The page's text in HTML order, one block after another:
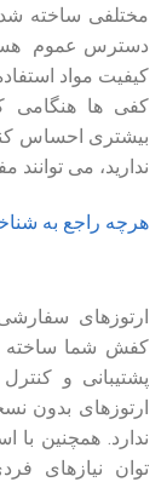
مختلفی ساخته
دسترس عموم
کفی ها هنگامی
بیشتری احساس
ندارید، می توانند
هرچه راجع به
ارتوزهای
کفش شما ساخته
پشتیبانی و
ارتوزهای بدون
ندارد. همچنین با
توان نیازهای